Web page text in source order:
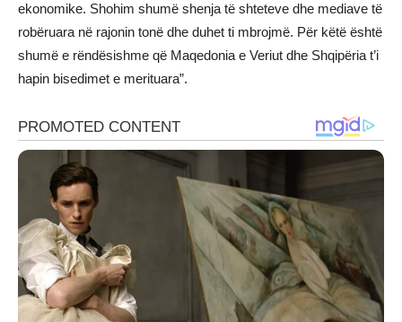
ekonomike. Shohim shumë shenja të shteteve dhe mediave të
robëruara në rajonin tonë dhe duhet ti mbrojmë. Për këtë është
shumë e rëndësishme që Maqedonia e Veriut dhe Shqipëria t’i
hapin bisedimet e merituara”.